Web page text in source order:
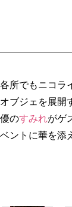
所でもニコラ
ブジェを展開
のすみれがゲ
ントに華を添